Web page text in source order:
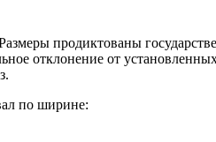
продиктованы
отклонение от
по ширине: